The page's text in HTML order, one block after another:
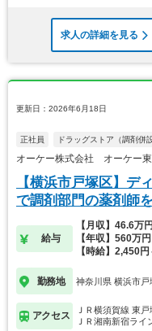
求人の詳細を見る
更新日：2026年6月18日
正社員 ドラッグストア（調剤併設
オーケー株式会社 オーケー
【横浜市戸塚区】デ
で調剤部門の薬剤師
給与
【月収】46.6万
【年収】560万
【時給】2,450円
勤務地 神奈川県 横浜市戸
アクセス
ＪＲ横須賀線 東戸
ＪＲ湘南新宿ラ